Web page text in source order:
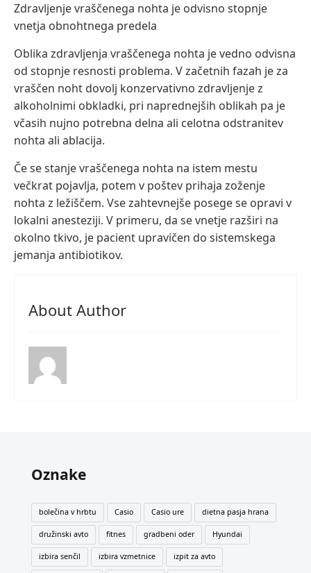
Zdravljenje vraščenega nohta je odvisno stopnje
vnetja obnohtnega predela
Oblika zdravljenja vraščenega nohta je vedno odvisna
od stopnje resnosti problema. V začetnih fazah je za
vraščen noht dovolj konzervativno zdravljenje z
alkoholnimi obkladki, pri naprednejših oblikah pa je
včasih nujno potrebna delna ali celotna odstranitev
nohta ali ablacija.
Če se stanje vraščenega nohta na istem mestu
večkrat pojavlja, potem v poštev prihaja zoženje
nohta z ležiščem. Vse zahtevnejše posege se opravi v
lokalni anesteziji. V primeru, da se vnetje razširi na
okolno tkivo, je pacient upravičen do sistemskega
jemanja antibiotikov.
About Author
Oznake
bolečina v hrbtu Casio Casio ure dietna pasja hrana
družinski avto fitnes gradbeni oder Hyundai
izbira senčil izbira vzmetnice izpit za avto